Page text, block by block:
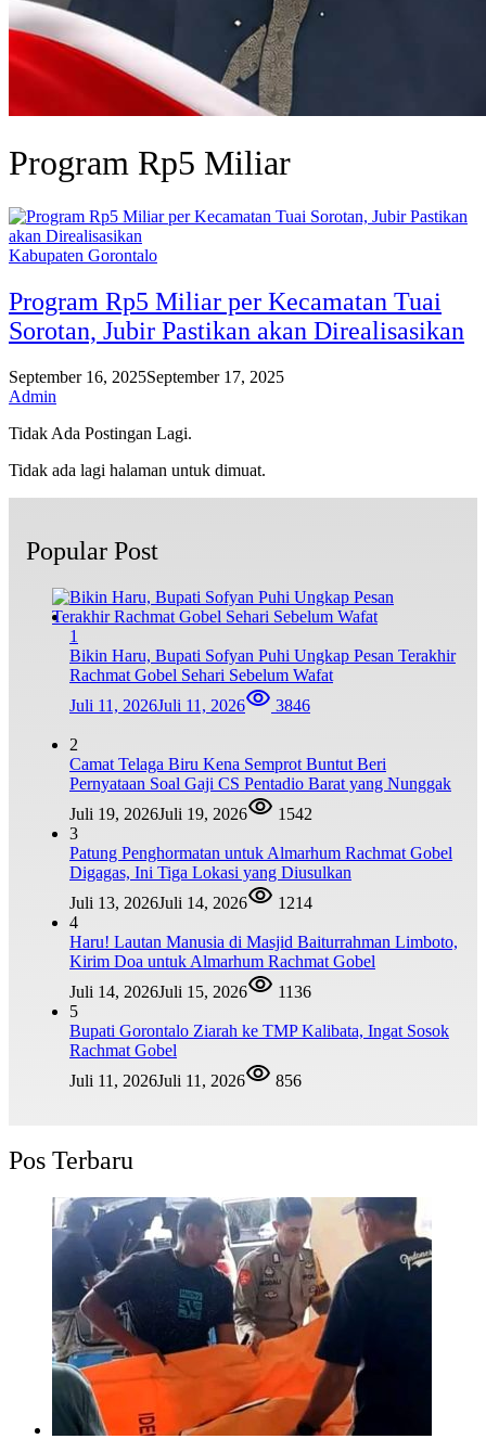
Program Rp5 Miliar
Kabupaten Gorontalo
Program Rp5 Miliar per Kecamatan Tuai
Sorotan, Jubir Pastikan akan Direalisasikan
September 16, 2025September 17, 2025
Admin
Tidak Ada Postingan Lagi.
Tidak ada lagi halaman untuk dimuat.
Popular Post
1
Bikin Haru, Bupati Sofyan Puhi Ungkap Pesan Terakhir
Rachmat Gobel Sehari Sebelum Wafat
Juli 11, 2026Juli 11, 2026 3846
2
Camat Telaga Biru Kena Semprot Buntut Beri
Pernyataan Soal Gaji CS Pentadio Barat yang Nunggak
Juli 19, 2026Juli 19, 2026
1542
3
Patung Penghormatan untuk Almarhum Rachmat Gobel
Digagas, Ini Tiga Lokasi yang Diusulkan
Juli 13, 2026Juli 14, 2026
1214
4
Haru! Lautan Manusia di Masjid Baiturrahman Limboto,
Kirim Doa untuk Almarhum Rachmat Gobel
Juli 14, 2026Juli 15, 2026
1136
5
Bupati Gorontalo Ziarah ke TMP Kalibata, Ingat Sosok
Rachmat Gobel
Juli 11, 2026Juli 11, 2026 856
Pos Terbaru